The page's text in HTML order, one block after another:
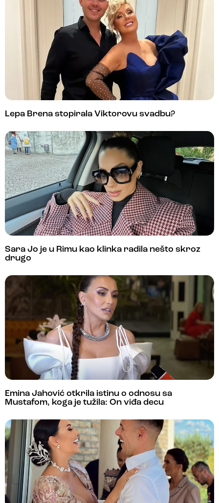
Lepa Brena stopirala Viktorovu svadbu?
Sara Jo je u Rimu kao klinka radila nešto skroz
drugo
Emina Jahović otkrila istinu o odnosu sa
Mustafom, koga je tužila: On viđa decu